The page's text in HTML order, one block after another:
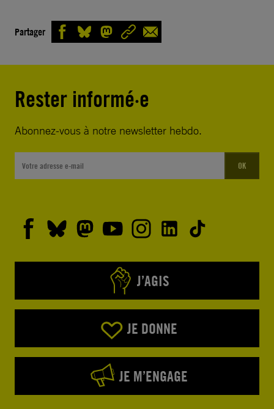
Partager
Rester informé·e
Abonnez-vous à notre newsletter hebdo.
OK
J’AGIS
JE DONNE
JE M’ENGAGE